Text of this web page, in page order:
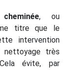
, ou
titre que le
intervention
nettoyage très
évite, par